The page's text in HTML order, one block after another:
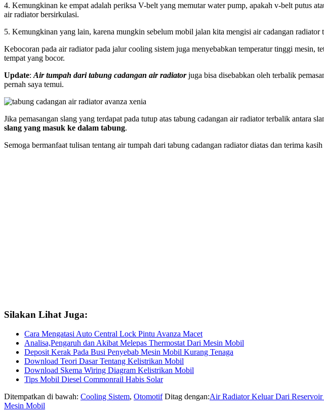
4. Kemungkinan ke empat adalah periksa V-belt yang memutar water pump, apakah v-belt putus
air radiator bersirkulasi.
5. Kemungkinan yang lain, karena mungkin sebelum mobil jalan kita mengisi air cadangan radiator
Kebocoran pada air radiator pada jalur cooling sistem juga menyebabkan temperatur tinggi mesin,
tempat yang bocor.
Update: Air tumpah dari tabung cadangan air radiatorjuga bisa disebabkan oleh terbalik
pernah saya temui.
Jika pemasangan slang yang terdapat pada tutup atas tabung cadangan air radiator terbalik antara
slang yang masuk ke dalam tabung.
Semoga bermanfaat tulisan tentang air tumpah dari tabung cadangan radiator diatas dan terima
Silakan Lihat Juga:
Cara Mengatasi Auto Central Lock Pintu Avanza Macet
Analisa,Pengaruh dan Akibat Melepas Thermostat Dari Mesin Mobil
Deposit Kerak Pada Busi Penyebab Mesin Mobil Kurang Tenaga
Download Teori Dasar Tentang Kelistrikan Mobil
Download Skema Wiring Diagram Kelistrikan Mobil
Tips Mobil Diesel Commonrail Habis Solar
Ditempatkan di bawah: Cooling Sistem, Otomotif Ditag dengan:Air Radiator Keluar Dari Reservoir
Mesin Mobil